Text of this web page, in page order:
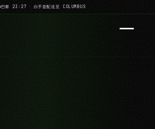
巴黎 23:27 · 白手套配送至 COLUMBUS